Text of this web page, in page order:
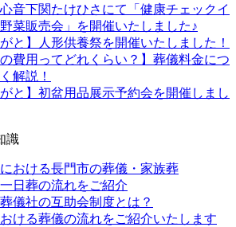
音下関たけひさにて「健康チェックイ
菜販売会」を開催いたしました♪
がと】人形供養祭を開催いたしました！
の費用ってどれくらい？】葬儀料金につ
解説！
がと】初盆用品展示予約会を開催しまし
識
おける長門市の葬儀・家族葬
日葬の流れをご紹介
儀社の互助会制度とは？
ける葬儀の流れをご紹介いたします